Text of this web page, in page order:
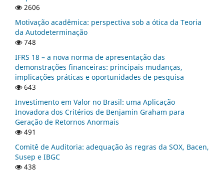
2606
Motivação acadêmica: perspectiva sob a ótica da Teoria
da Autodeterminação
748
IFRS 18 – a nova norma de apresentação das
demonstrações financeiras: principais mudanças,
implicações práticas e oportunidades de pesquisa
643
Investimento em Valor no Brasil: uma Aplicação
Inovadora dos Critérios de Benjamin Graham para
Geração de Retornos Anormais
491
Comitê de Auditoria: adequação às regras da SOX, Bacen,
Susep e IBGC
438